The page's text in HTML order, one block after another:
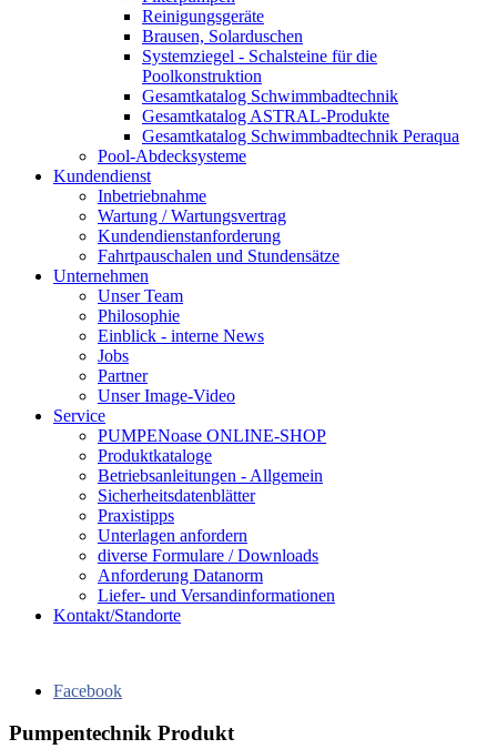
Reinigungsgeräte
Brausen, Solarduschen
Systemziegel - Schalsteine für die
Poolkonstruktion
Gesamtkatalog Schwimmbadtechnik
Gesamtkatalog ASTRAL-Produkte
Gesamtkatalog Schwimmbadtechnik Peraqua
Pool-Abdecksysteme
Kundendienst
Inbetriebnahme
Wartung / Wartungsvertrag
Kundendienstanforderung
Fahrtpauschalen und Stundensätze
Unternehmen
Unser Team
Philosophie
Einblick - interne News
Jobs
Partner
Unser Image-Video
Service
PUMPENoase ONLINE-SHOP
Produktkataloge
Betriebsanleitungen - Allgemein
Sicherheitsdatenblätter
Praxistipps
Unterlagen anfordern
diverse Formulare / Downloads
Anforderung Datanorm
Liefer- und Versandinformationen
Kontakt/Standorte
Facebook
Pumpentechnik Produkt